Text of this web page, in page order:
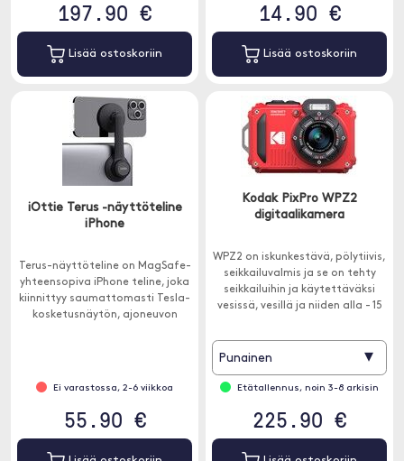
197.90 €
Lisää ostoskoriin
14.90 €
Lisää ostoskoriin
iOttie Terus -näyttöteline
iPhone
Terus-näyttöteline on MagSafe-
yhteensopiva iPhone teline, joka
kiinnittyy saumattomasti Tesla-
kosketusnäytön, ajoneuvon
Ei varastossa, 2-6 viikkoa
55.90 €
Kodak PixPro WPZ2
digitaalikamera
WPZ2 on iskunkestävä, pölytiivis,
seikkailuvalmis ja se on tehty
seikkailuihin ja käytettäväksi
vesissä, vesillä ja niiden alla - 15
Punainen ▾
Etätallennus, noin 3-8 arkisin
225.90 €